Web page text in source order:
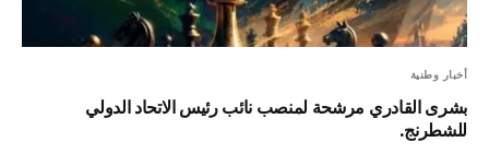
أخبار وطنية
بشرى القادري مرشحة لمنصب نائب رئيس الاتحاد الدولي
للشطرنج.